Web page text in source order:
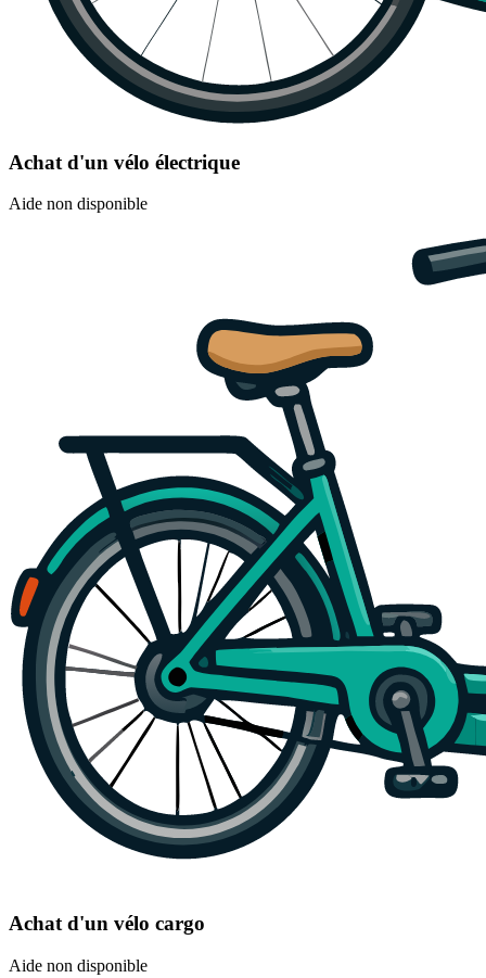
Achat d'un vélo électrique
Aide non disponible
Achat d'un vélo cargo
Aide non disponible